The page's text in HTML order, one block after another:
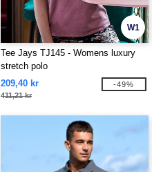
W1
Tee Jays TJ145 - Womens luxury
stretch polo
209,40 kr
411,21 kr
-49%